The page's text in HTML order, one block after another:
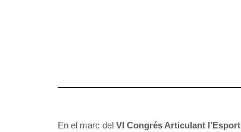
En el marc del VI Congrés Articulant l’Esport